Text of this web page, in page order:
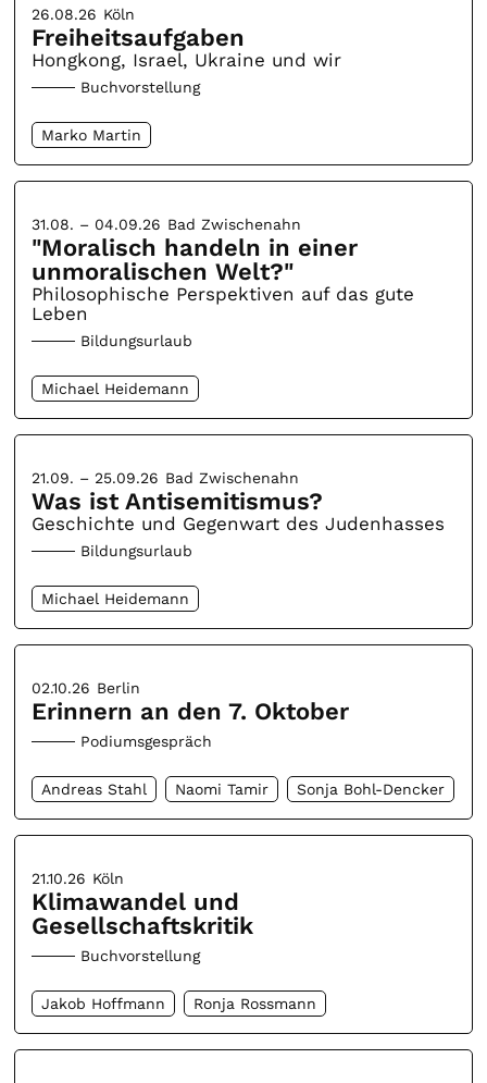
26.08.26 Köln
Freiheitsaufgaben
Hongkong, Israel, Ukraine und wir
Buchvorstellung
Marko Martin
31.08. – 04.09.26 Bad Zwischenahn
"Moralisch handeln in einer
unmoralischen Welt?"
Philosophische Perspektiven auf das gute
Leben
Bildungsurlaub
Michael Heidemann
21.09. – 25.09.26 Bad Zwischenahn
Was ist Antisemitismus?
Geschichte und Gegenwart des Judenhasses
Bildungsurlaub
Michael Heidemann
02.10.26 Berlin
Erinnern an den 7. Oktober
Podiumsgespräch
Andreas Stahl Naomi Tamir Sonja Bohl-Dencker
21.10.26 Köln
Klimawandel und
Gesellschaftskritik
Buchvorstellung
Jakob Hoffmann Ronja Rossmann